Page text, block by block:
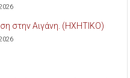
στην Αιγάνη. (ΗΧΗΤΙΚΟ)